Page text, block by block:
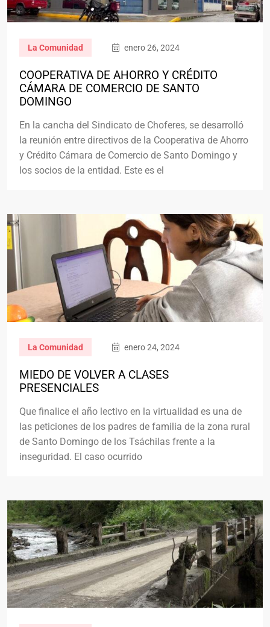
La Comunidad enero 26, 2024
COOPERATIVA DE AHORRO Y CRÉDITO
CÁMARA DE COMERCIO DE SANTO
DOMINGO
En la cancha del Sindicato de Choferes, se desarrolló
la reunión entre directivos de la Cooperativa de Ahorro
y Crédito Cámara de Comercio de Santo Domingo y
los socios de la entidad. Este es el
La Comunidad enero 24, 2024
MIEDO DE VOLVER A CLASES
PRESENCIALES
Que finalice el año lectivo en la virtualidad es una de
las peticiones de los padres de familia de la zona rural
de Santo Domingo de los Tsáchilas frente a la
inseguridad. El caso ocurrido